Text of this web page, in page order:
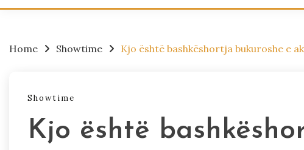
Home Showtime Kjo është bashkëshortja bukuroshe e
Showtime
Kjo është